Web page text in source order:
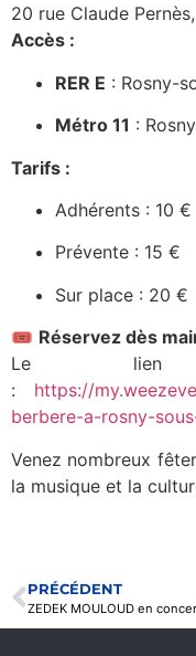
20 rue Claude
Accès :
RER E : Rosny-
Métro 11 :
Tarifs :
Adhérents : 10 €
Prévente : 15 €
Sur place : 20 €
🎟️ Réservez dès
Le lien
: https://
berbere-a-rosny-
Venez nombreux
la musique et la
PRÉCÉDENT